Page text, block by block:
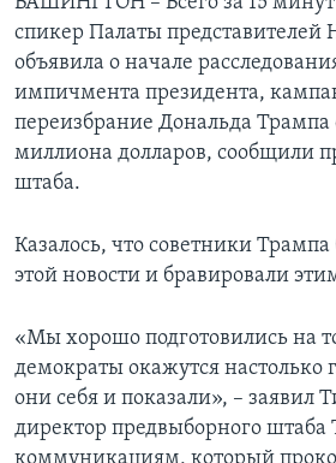
спикер Палаты представителей
объявила о начале
импичмента президента,
переизбрание Дональда Трампа
миллиона долларов, сообщили
штаба.
Казалось, что советники
этой новости и бравировали
«Мы хорошо подготовились на
демократы окажутся
они себя и показали», – заявил
директор предвыборного штаба